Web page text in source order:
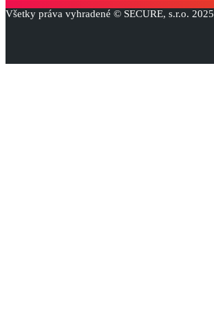
Všetky práva vyhradené © SECURE, s.r.o. 2025